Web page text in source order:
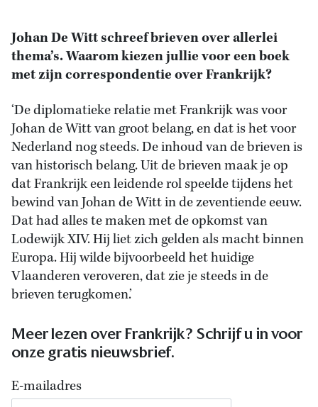
Johan De Witt schreef brieven over allerlei
thema’s. Waarom kiezen jullie voor een boek
met zijn correspondentie over Frankrijk?
‘De diplomatieke relatie met Frankrijk was voor
Johan de Witt van groot belang, en dat is het voor
Nederland nog steeds. De inhoud van de brieven is
van historisch belang. Uit de brieven maak je op
dat Frankrijk een leidende rol speelde tijdens het
bewind van Johan de Witt in de zeventiende eeuw.
Dat had alles te maken met de opkomst van
Lodewijk XIV. Hij liet zich gelden als macht binnen
Europa. Hij wilde bijvoorbeeld het huidige
Vlaanderen veroveren, dat zie je steeds in de
brieven terugkomen.’
Meer lezen over Frankrijk? Schrijf u in voor
onze gratis nieuwsbrief.
E-mailadres